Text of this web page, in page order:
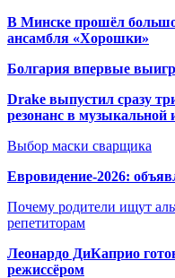
В Минске прошёл
ансамбля «Хорошки»
Болгария впервые
Drake выпустил сразу
резонанс в музыкальной
Выбор маски сварщика
Евровидение-2026:
Почему родители ищут
репетиторам
Леонардо ДиКаприо
режиссёром